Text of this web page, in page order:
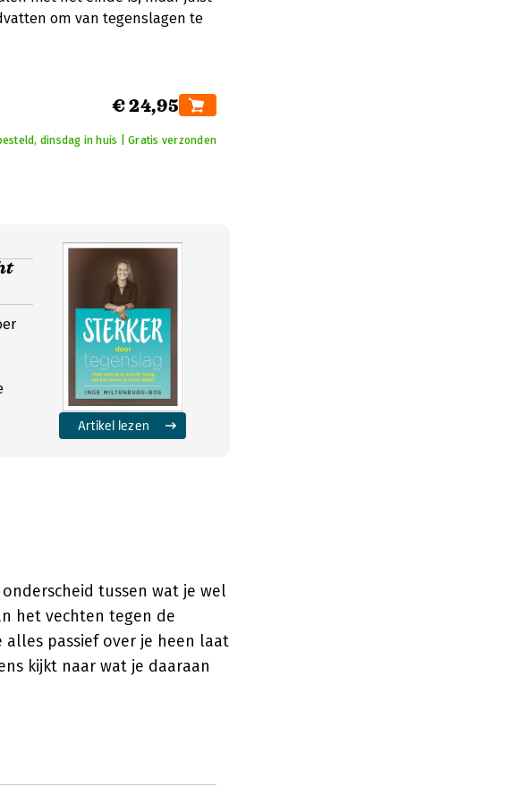
om van tegenslagen te
€ 24,95
dinsdag in huis | Gratis verzonden
Artikel lezen
tussen wat je wel
het vechten tegen de
passief over je heen laat
kijkt naar wat je daaraan